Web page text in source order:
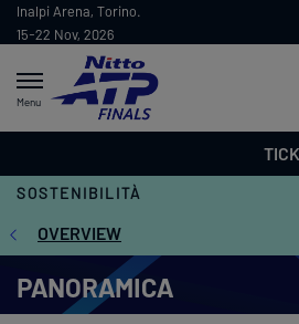
Inalpi Arena, Torino.
15-22 Nov, 2026
Menu
SOSTENIBILITÀ
OVERVIEW
PANORAMICA